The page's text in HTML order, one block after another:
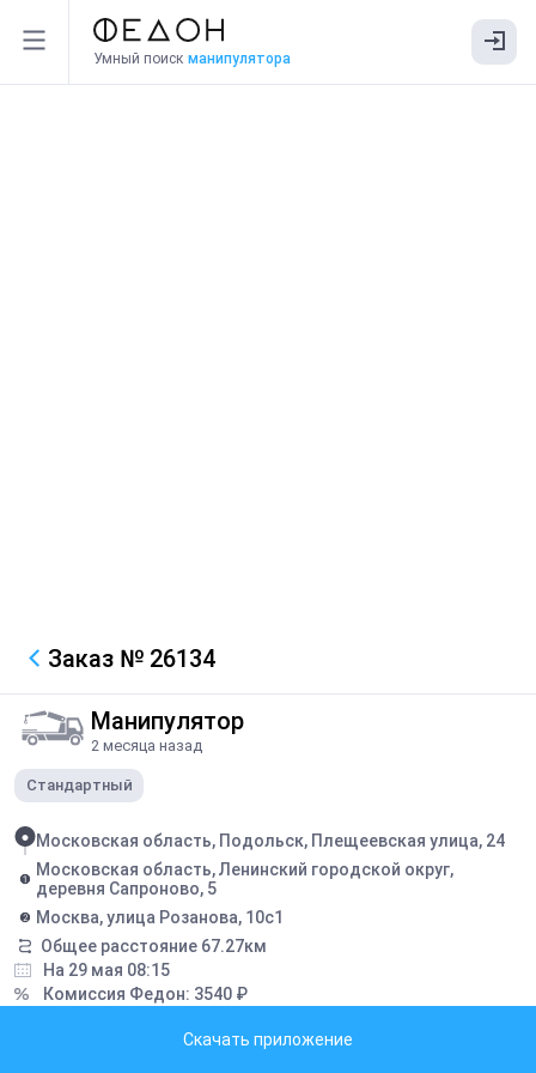
Умный поиск манипулятора
Заказ № 26134
Манипулятор
2 месяца назад
Стандартный
Московская область, Подольск, Плещеевская улица, 24
Московская область, Ленинский городской округ,
деревня Сапроново, 5
Москва, улица Розанова, 10с1
Общее расстояние 67.27км
На 29 мая 08:15
Комиссия Федон: 3540 ₽
Скачать приложение